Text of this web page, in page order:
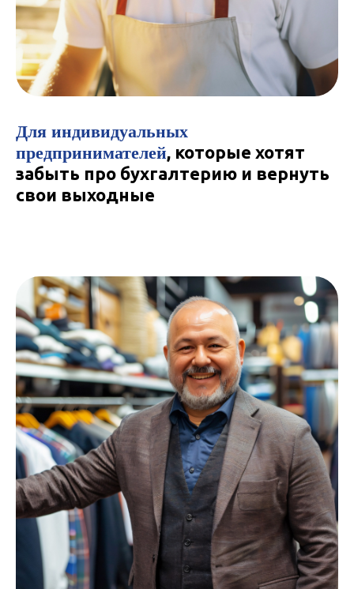
Для индивидуальных
предпринимателей, которые хотят
забыть про бухгалтерию и вернуть
свои выходные